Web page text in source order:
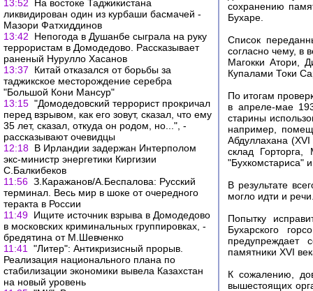
13:52
На востоке Таджикистана
ликвидирован один из курбаши басмачей -
Мазори Фатхиддинов
13:42
Непогода в Душанбе сыграла на руку
террористам в Домодедово. Рассказывает
раненый Нурулло Хасанов
13:37
Китай отказался от борьбы за
таджикское месторождение серебра
"Большой Кони Мансур"
13:15 "Домодедовский террорист прокричал
перед взрывом, как его зовут, сказал, что ему
35 лет, сказал, откуда он родом, но...", -
рассказывают очевидцы
12:18 В Ирландии задержан Интерполом
экс-министр энергетики Киргизии
С.Балкибеков
11:56 З.Каражанов/А.Беспалова: Русский
терминал. Весь мир в шоке от очередного
теракта в России
11:49 Ищите источник взрыва в Домодедово
в московских криминальных группировках, -
бредятина от М.Шевченко
11:41
"Литер": Антикризисный прорыв.
Реализация национального плана по
стабилизации экономики вывела Казахстан
на новый уровень
сохранению
Бухаре.
Список
согласно чему, в
Магокки Атори,
Купалами Токи
По итогам
в апреле-мае
старины
например,
Абдуллахана
склад
"Бухкомстариса"
В результате
могло идти и
Попытку
Бухарского
предупреждает
памятники XVI
К сожалению,
вышестоящих